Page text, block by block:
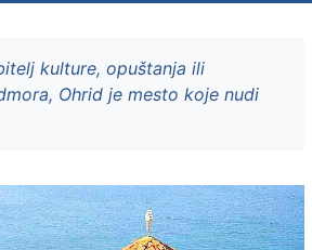
kulture, opuštanja ili
Ohrid je mesto koje nudi